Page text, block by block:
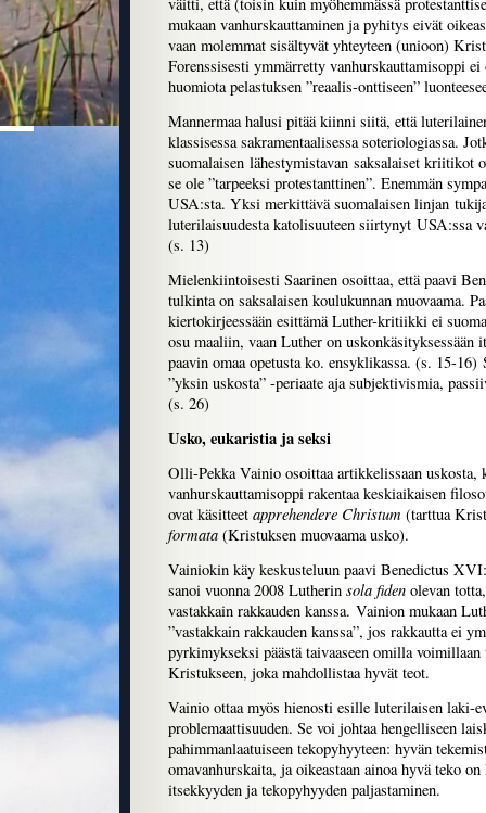
mukaan vanhurskauttaminen ja pyhitys eivät
vaan molemmat sisältyvät yhteyteen (unioon)
Forenssisesti ymmärretty vanhurskauttamisoppi
huomiota pelastuksen ”reaalis-onttiseen”
Mannermaa halusi pitää kiinni siitä, että
klassisessa sakramentaalisessa soteriologiassa.
suomalaisen lähestymistavan saksalaiset kriitikot
se ole ”tarpeeksi protestanttinen”. Enemmän
USA:sta. Yksi merkittävä suomalaisen linjan
luterilaisuudesta katolisuuteen siirtynyt USA:ssa
(s. 13)
Mielenkiintoisesti Saarinen osoittaa, että paavi
tulkinta on saksalaisen koulukunnan muovaama.
kiertokirjeessään esittämä Luther-kritiikki ei
osu maaliin, vaan Luther on uskonkäsityksessään
paavin omaa opetusta ko. ensyklikassa. (s. 15-16)
”yksin uskosta” -periaate aja subjektivismia,
(s. 26)
Usko, eukaristia ja seksi
Olli-Pekka Vainio osoittaa artikkelissaan uskosta,
vanhurskauttamisoppi rakentaa keskiaikaisen
ovat käsitteet apprehendere Christum (tarttua
formata (Kristuksen muovaama usko).
Vainiokin käy keskusteluun paavi Benedictus
sanoi vuonna 2008 Lutherin sola fiden olevan
vastakkain rakkauden kanssa. Vainion mukaan
”vastakkain rakkauden kanssa”, jos rakkautta ei
pyrkimykseksi päästä taivaaseen omilla voimillaan
Kristukseen, joka mahdollistaa hyvät teot.
Vainio ottaa myös hienosti esille luterilaisen laki-
problemaattisuuden. Se voi johtaa hengelliseen
pahimmanlaatuiseen tekopyhyyteen: hyvän
omavanhurskaita, ja oikeastaan ainoa hyvä teko
itsekkyyden ja tekopyhyyden paljastaminen.